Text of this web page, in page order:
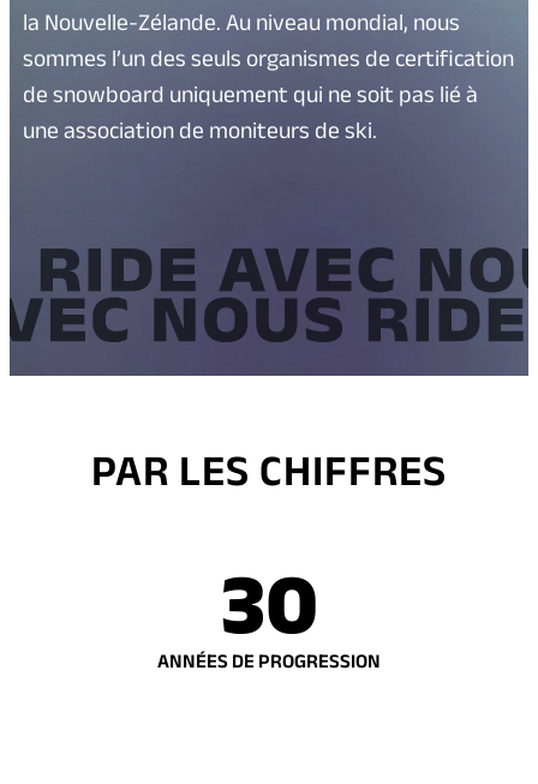
la Nouvelle-Zélande. Au niveau mondial, nous
sommes l’un des seuls organismes de certification
de snowboard uniquement qui ne soit pas lié à
une association de moniteurs de ski.
PAR LES CHIFFRES
30
ANNÉES DE PROGRESSION